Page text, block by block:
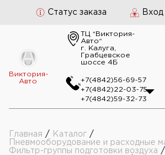
Статус заказа Вход
Виктория-
Авто
ТЦ “Виктория-
Авто“
г. Калуга,
Грабцевское
шоссе 4Б
+7(4842)56-69-57
+7(4842)22-03-75
+7(4842)59-32-73
Главная / Каталог /
Пневмооборудование и расходные
Фильтр-группы подготовки воздуха /